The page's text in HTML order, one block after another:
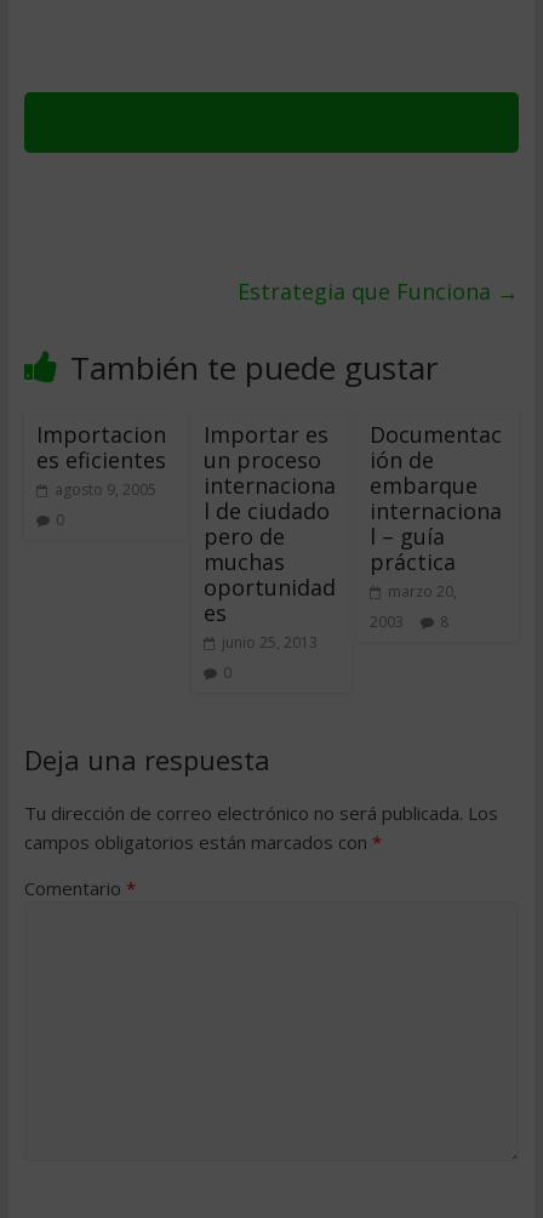
Estrategia que Funciona →
También te puede gustar
Importacion
es eficientes
agosto 9, 2005
0
Importar es
un proceso
internaciona
l de ciudado
pero de
muchas
oportunidad
es
junio 25, 2013
0
Documentac
ión de
embarque
internaciona
l – guía
práctica
marzo 20,
2003
8
Deja una respuesta
Tu dirección de correo electrónico no será publicada. Los
campos obligatorios están marcados con *
Comentario *